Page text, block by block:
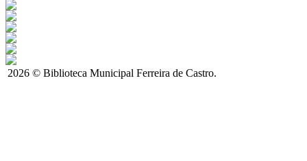
2026 © Biblioteca Municipal Ferreira de Castro.